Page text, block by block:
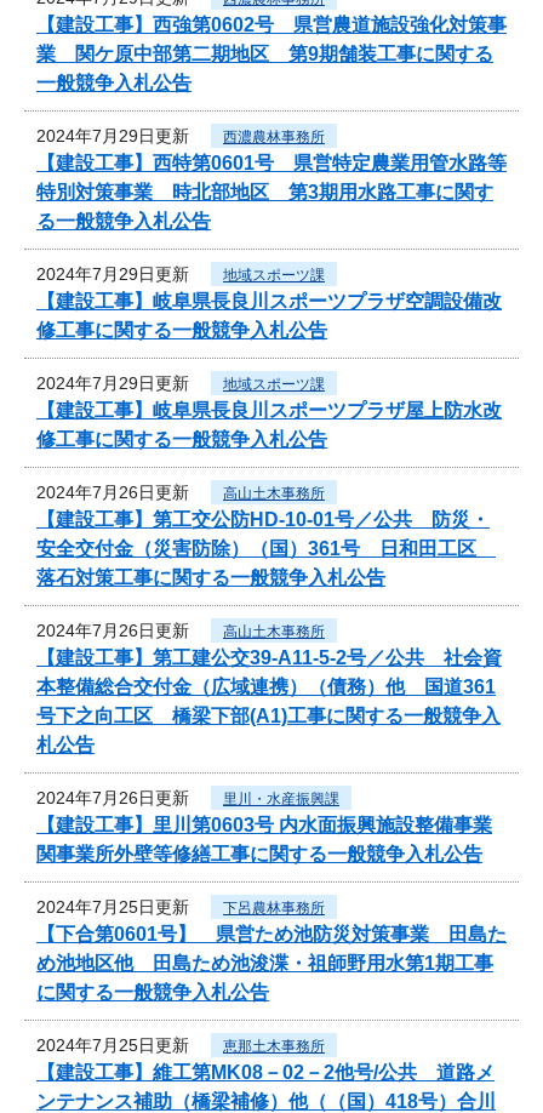
【建設工事】西強第0602号 県営農道施設強化対策事
業 関ケ原中部第二期地区 第9期舗装工事に関する
一般競争入札公告
2024年7月29日更新 西濃農林事務所
【建設工事】西特第0601号 県営特定農業用管水路等
特別対策事業 時北部地区 第3期用水路工事に関す
る一般競争入札公告
2024年7月29日更新 地域スポーツ課
【建設工事】岐阜県長良川スポーツプラザ空調設備改
修工事に関する一般競争入札公告
2024年7月29日更新 地域スポーツ課
【建設工事】岐阜県長良川スポーツプラザ屋上防水改
修工事に関する一般競争入札公告
2024年7月26日更新 高山土木事務所
【建設工事】第工交公防HD-10-01号／公共 防災・
安全交付金（災害防除）（国）361号 日和田工区
落石対策工事に関する一般競争入札公告
2024年7月26日更新 高山土木事務所
【建設工事】第工建公交39-A11-5-2号／公共 社会資
本整備総合交付金（広域連携）（債務）他 国道361
号下之向工区 橋梁下部(A1)工事に関する一般競争入
札公告
2024年7月26日更新 里川・水産振興課
【建設工事】里川第0603号 内水面振興施設整備事業
関事業所外壁等修繕工事に関する一般競争入札公告
2024年7月25日更新 下呂農林事務所
【下合第0601号】 県営ため池防災対策事業 田島た
め池地区他 田島ため池浚渫・祖師野用水第1期工事
に関する一般競争入札公告
2024年7月25日更新 恵那土木事務所
【建設工事】維工第MK08－02－2他号/公共 道路メ
ンテナンス補助（橋梁補修）他（（国）418号）合川